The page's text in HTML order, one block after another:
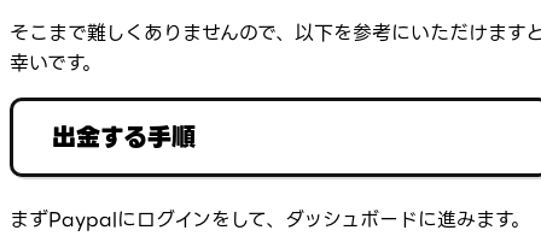
そこまで難しくありませんので、以下を参考にいただけます
幸いです。
出金する手順
まずPaypalにログインをして、ダッシュボードに進みます。